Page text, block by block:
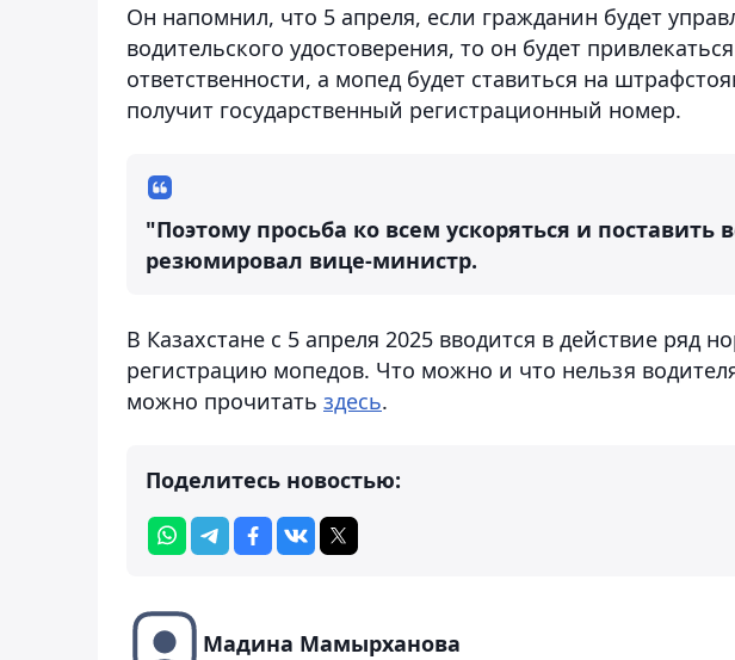
Он напомнил, что 5 апреля, если гражданин будет
водительского удостоверения, то он будет
ответственности, а мопед будет ставиться на
получит государственный регистрационный номер.
"Поэтому просьба ко всем ускоряться и поставить
резюмировал вице-министр.
В Казахстане с 5 апреля 2025 вводится в действие ряд
регистрацию мопедов. Что можно и что нельзя
можно прочитать здесь.
Поделитесь новостью:
Мадина Мамырханова